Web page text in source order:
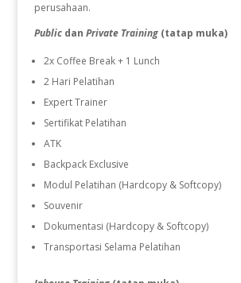
perusahaan.
Publicdan Private Training (tatap muka)
2x Coffee Break + 1 Lunch
2 Hari Pelatihan
Expert Trainer
Sertifikat Pelatihan
ATK
Backpack Exclusive
Modul Pelatihan (Hardcopy & Softcopy)
Souvenir
Dokumentasi (Hardcopy & Softcopy)
Transportasi Selama Pelatihan